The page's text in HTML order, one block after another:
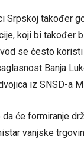
Srpskoj također
koji bi također
se često
Banja
iz SNSD-a
će formiranje
vanjske